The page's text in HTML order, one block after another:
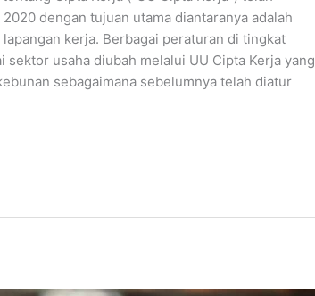
dengan tujuan utama diantaranya adalah
kerja. Berbagai peraturan di tingkat
usaha diubah melalui UU Cipta Kerja yang
sebagaimana sebelumnya telah diatur